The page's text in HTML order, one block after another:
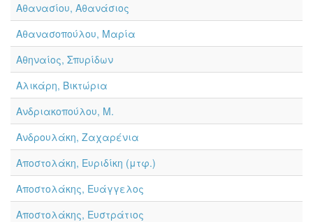
Αθανασίου, Αθανάσιος
Αθανασοπούλου, Μαρία
Αθηναίος, Σπυρίδων
Αλικάρη, Βικτώρια
Ανδριακοπούλου, Μ.
Ανδρουλάκη, Ζαχαρένια
Αποστολάκη, Ευριδίκη (μτφ.)
Αποστολάκης, Ευάγγελος
Αποστολάκης, Ευστράτιος